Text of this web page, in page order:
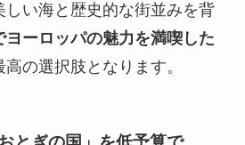
い海と歴史的な街並みを背
ヨーロッパの魅力を満喫した
の選択肢となります。